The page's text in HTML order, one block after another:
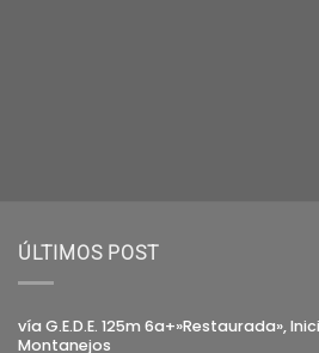
ÚLTIMOS POST
vía G.E.D.E. 125m 6a+»Restaurada»,
Montanejos